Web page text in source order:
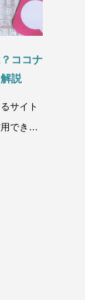
ココナ
説
サイト
できる
キング